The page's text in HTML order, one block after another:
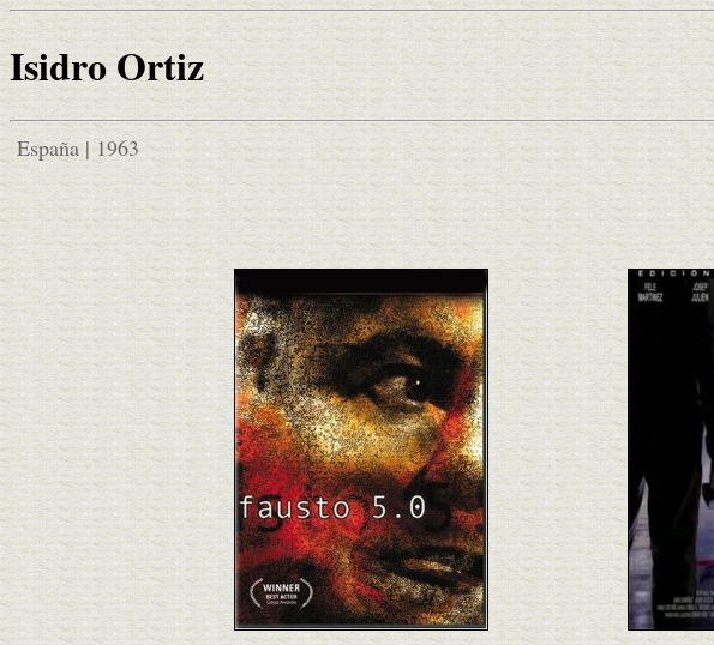
Isidro Ortiz
España | 1963